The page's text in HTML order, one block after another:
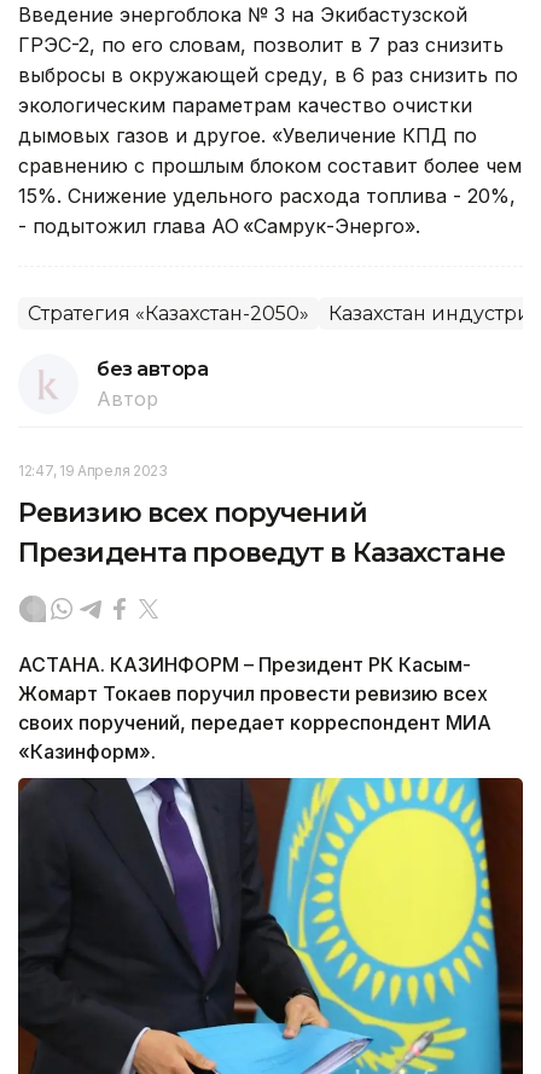
Введение энергоблока № 3 на Экибастузской
ГРЭС-2, по его словам, позволит в 7 раз снизить
выбросы в окружающей среду, в 6 раз снизить по
экологическим параметрам качество очистки
дымовых газов и другое. «Увеличение КПД по
сравнению с прошлым блоком составит более чем
15%. Снижение удельного расхода топлива - 20%,
- подытожил глава АО «Самрук-Энерго».
Стратегия «Казахстан-2050» Казахстан
без автора
Автор
12:47, 19 Апреля 2023
Ревизию всех поручений
Президента проведут в Казахстане
АСТАНА. КАЗИНФОРМ – Президент РК Касым-
Жомарт Токаев поручил провести ревизию всех
своих поручений, передает корреспондент МИА
«Казинформ».